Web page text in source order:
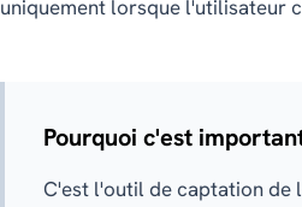
uniquement lorsque l'utilisateur
Pourquoi c'est
C'est l'outil de captation de